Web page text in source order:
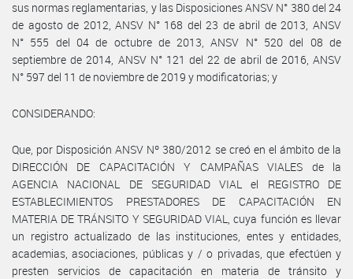
sus normas reglamentarias, y las Disposiciones ANSV N° 380 del 24
de agosto de 2012, ANSV N° 168 del 23 de abril de 2013, ANSV
N° 555 del 04 de octubre de 2013, ANSV N° 520 del 08 de
septiembre de 2014, ANSV N° 121 del 22 de abril de 2016, ANSV
N° 597 del 11 de noviembre de 2019 y modificatorias; y
CONSIDERANDO:
Que, por Disposición ANSV Nº 380/2012 se creó en el ámbito de la
DIRECCIÓN DE CAPACITACIÓN Y CAMPAÑAS VIALES de la
AGENCIA NACIONAL DE SEGURIDAD VIAL el REGISTRO DE
ESTABLECIMIENTOS PRESTADORES DE CAPACITACIÓN EN
MATERIA DE TRÁNSITO Y SEGURIDAD VIAL, cuya función es llevar
un registro actualizado de las instituciones, entes y entidades,
academias, asociaciones, públicas y / o privadas, que efectúen y
presten servicios de capacitación en materia de tránsito y